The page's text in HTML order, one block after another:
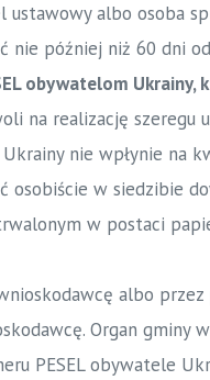
ustawowy albo osoba
nie później niż 60 dni
obywatelom
na realizację szeregu
nie wpłynie na
osobiście w siedzibie
w postaci
albo
Organ gminy
PESEL obywatele